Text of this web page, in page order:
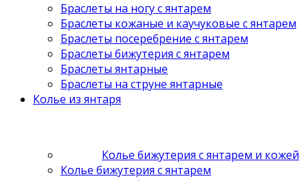
Браслеты на ногу с янтарем
Браслеты кожаные и каучуковые с янтарем
Браслеты посеребрение с янтарем
Браслеты бижутерия с янтарем
Браслеты янтарные
Браслеты на струне янтарные
Колье из янтаря
Колье бижутерия с янтарем и кожей
Колье бижутерия с янтарем